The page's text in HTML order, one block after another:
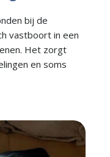
bij de
vastboort in een
Het zorgt
en soms